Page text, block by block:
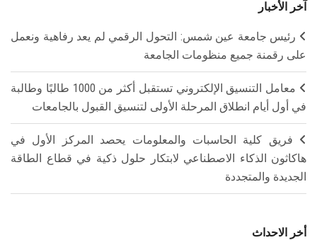
آخر الأخبار
رئيس جامعة عين شمس: التحول الرقمي لم يعد رفاهية ونعمل
على رقمنة جميع منظومات الجامعة
معامل التنسيق الإلكتروني تستقبل أكثر من 1000 طالبًا وطالبة
في أول أيام انطلاق المرحلة الأولى لتنسيق القبول بالجامعات
فريق كلية الحاسبات والمعلومات يحصد المركز الأول في
هاكاثون الذكاء الاصطناعي لابتكار حلول ذكية في قطاع الطاقة
الجديدة والمتجددة
أخر الاحداث